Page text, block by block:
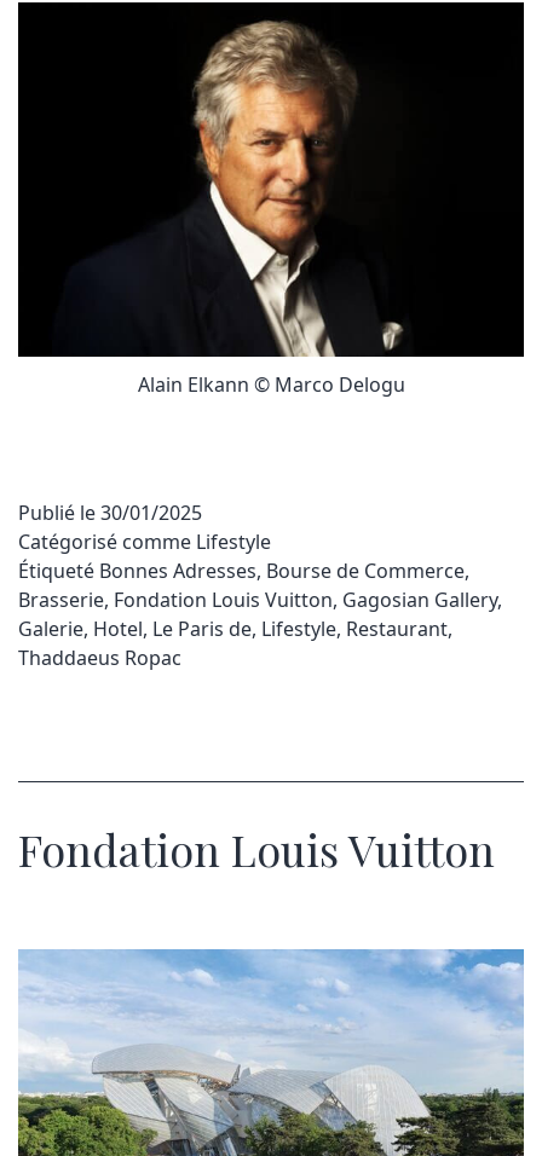
Alain Elkann © Marco Delogu
Publié le30/01/2025
Catégorisé comme Lifestyle
Étiqueté Bonnes Adresses, Bourse de Commerce,
Brasserie, Fondation Louis Vuitton, Gagosian Gallery,
Galerie, Hotel, Le Paris de, Lifestyle, Restaurant,
Thaddaeus Ropac
Fondation Louis Vuitton